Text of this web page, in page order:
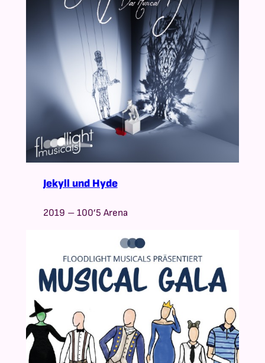
Jekyll und Hyde
2019 – 100’5 Arena